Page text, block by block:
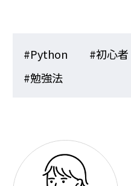
#Python #初心者
#勉強法